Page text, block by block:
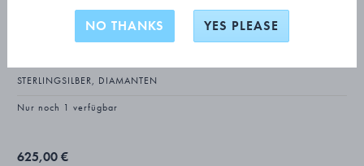
OFFSPRING Halskette mit Anhänger,
STERLINGSILBER, DIAMANTEN
Nur noch 1 verfügbar
625,00 €
NO THANKS YES PLEASE